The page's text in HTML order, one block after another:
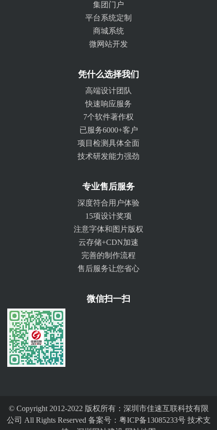
集团门户
平台系统定制
商城系统
微网站开发
凭什么选择我们
高端设计团队
快速响应服务
7个软件著作权
已服务6000+客户
项目检测具体全面
技术研发能力强劲
专业售后服务
深度符合用户体验
15项设计奖项
注意字体和图片版权
云存储+CDN加速
完善的制作流程
售后服务让您省心
微信扫一扫
© Copyright 2012-2022 版权所有：深圳市佳速互联科技有限
公司 All Rights Reserved 备案号： 粤ICP备13085233号技术支